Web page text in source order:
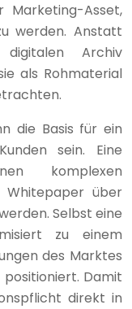
Marketing-Asset,
werden. Anstatt
Archiv
als Rohmaterial
die Basis für ein
sein. Eine
komplexen
Whitepaper über
Selbst eine
zu einem
des Marktes
Damit
direkt in